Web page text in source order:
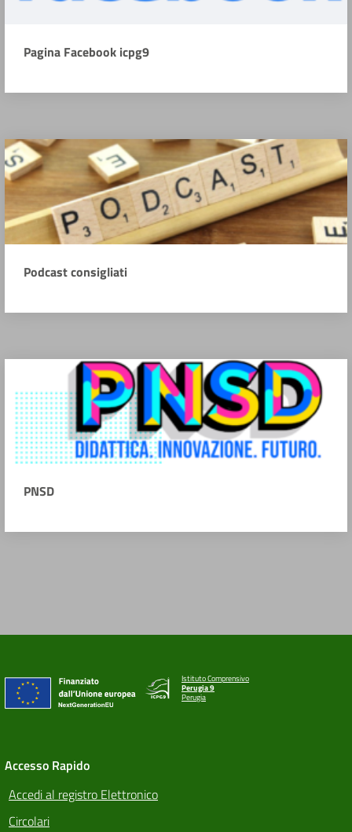
Pagina Facebook icpg9
Podcast consigliati
PNSD
Istituto Comprensivo
Perugia 9
Perugia
Accesso Rapido
Accedi al registro Elettronico
Circolari